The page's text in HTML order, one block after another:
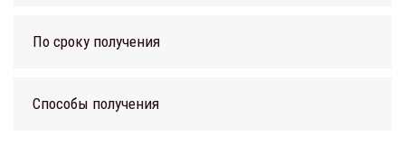
По сроку получения
Способы получения